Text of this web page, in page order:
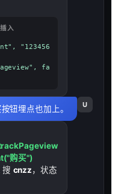
入
"123456
fa
U
钮埋点也加上。
购买")
搜 cnzz，状态